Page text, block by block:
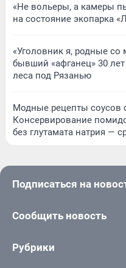
«Не вольеры, а камеры
на состояние экопарка
«Уголовник я, родные
бывший «афганец» 30
леса под Рязанью
Модные рецепты соусов
Консервирование
без глутамата натрия —
Подписаться на
Сообщить новость
Рубрики